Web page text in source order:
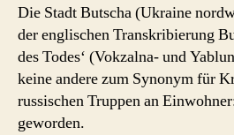
Die Stadt Butscha (Ukraine
der englischen Transkribierung
des Todes‘ (Vokzalna- und
keine andere zum Synonym für
russischen Truppen an
geworden.